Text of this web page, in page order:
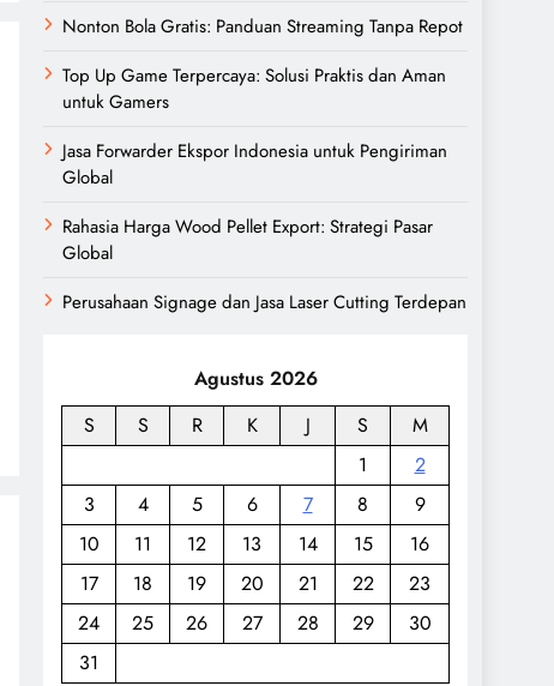
Nonton Bola Gratis: Panduan Streaming Tanpa Repot
Top Up Game Terpercaya: Solusi Praktis dan Aman
untuk Gamers
Jasa Forwarder Ekspor Indonesia untuk Pengiriman
Global
Rahasia Harga Wood Pellet Export: Strategi Pasar
Global
Perusahaan Signage dan Jasa Laser Cutting Terdepan
Agustus 2026
S
S R K J S
M
1
2
3
4 5 6 7 8
9
10
11 12 13 14 15
16
17
18 19 20 21 22
23
24
25 26 27 28 29
30
31